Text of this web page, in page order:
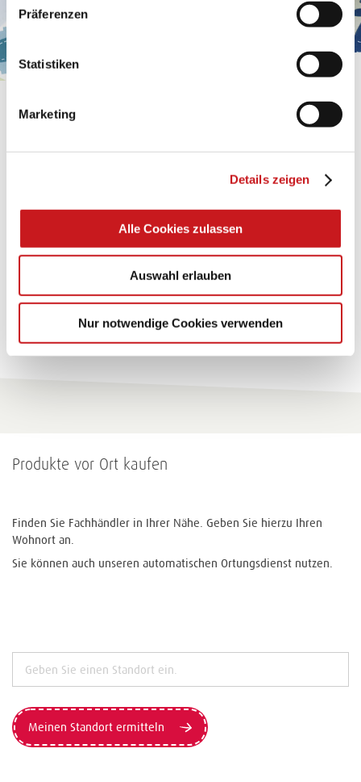
Impressum.
Präferenzen
Statistiken
Marketing
Details zeigen
Alle Cookies zulassen
Auswahl erlauben
Nur notwendige Cookies verwenden
"KINDERWAGEN"
unübertroffen in der Wirkung. Probieren Sie es aus.
Zum Tipp
Zu allen Tipps
Produkte vor Ort kaufen
Finden Sie Fachhändler in Ihrer Nähe. Geben Sie hierzu Ihren
Wohnort an.
Sie können auch unseren automatischen Ortungsdienst nutzen.
Meinen Standort ermitteln